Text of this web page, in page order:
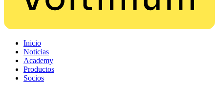
Inicio
Noticias
Academy
Productos
Socios